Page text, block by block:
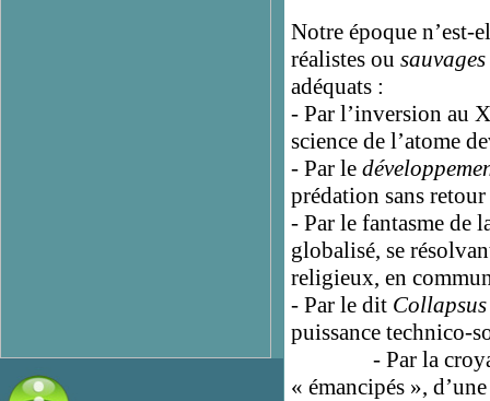
Notre époque n’est-
réalistes ou sauvages
adéquats :
- Par l’inversion au
science de l’atome
- Par le
prédation sans
- Par le fantasme de
globalisé, se
religieux, en
- Par le dit
puissance technico-
- Par la
« émancipés », d’une